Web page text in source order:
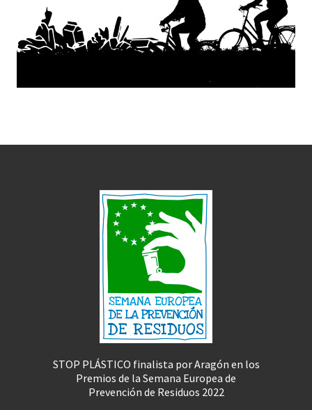
STOP PLÁSTICO finalista por Aragón en los
Premios de la Semana Europea de
Prevención de Residuos 2022